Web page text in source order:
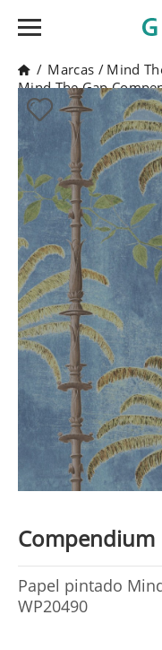
/ Marcas / Mind
Mind The Gap
Compendium
Papel pintado
WP20490